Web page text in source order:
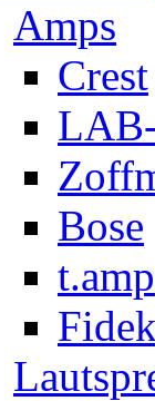
Amps
Crest
Bose
t.amp
Fidek